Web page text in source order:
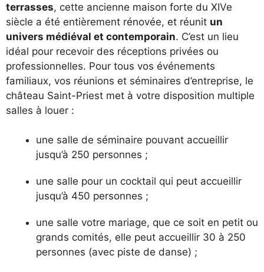
terrasses, cette ancienne maison forte du XIVe
siècle a été entièrement rénovée, et réunit un
univers médiéval et contemporain. C’est un lieu
idéal pour recevoir des réceptions privées ou
professionnelles. Pour tous vos événements
familiaux, vos réunions et séminaires d’entreprise, le
château Saint-Priest met à votre disposition multiple
salles à louer :
une salle de séminaire pouvant accueillir
jusqu’à 250 personnes ;
une salle pour un cocktail qui peut accueillir
jusqu’à 450 personnes ;
une salle votre mariage, que ce soit en petit ou
grands comités, elle peut accueillir 30 à 250
personnes (avec piste de danse) ;